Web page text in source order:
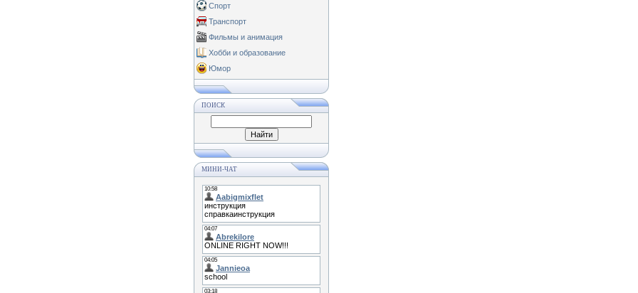
Спорт
Транспорт
Фильмы и анимация
Хобби и образование
Юмор
ПОИСК
МИНИ-ЧАТ